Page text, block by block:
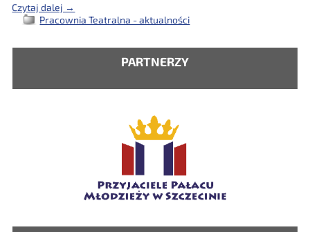
Czytaj dalej →
Pracownia Teatralna - aktualności
PARTNERZY